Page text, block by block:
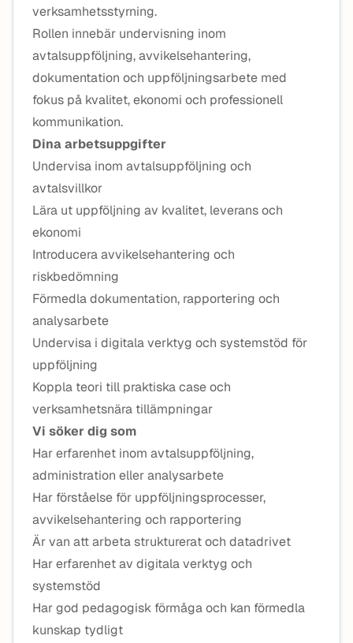
verksamhetsstyrning.
Rollen innebär undervisning inom
avtalsuppföljning, avvikelsehantering,
dokumentation och uppföljningsarbete med
fokus på kvalitet, ekonomi och professionell
kommunikation.
Dina arbetsuppgifter
Undervisa inom avtalsuppföljning och
avtalsvillkor
Lära ut uppföljning av kvalitet, leverans och
ekonomi
Introducera avvikelsehantering och
riskbedömning
Förmedla dokumentation, rapportering och
analysarbete
Undervisa i digitala verktyg och systemstöd för
uppföljning
Koppla teori till praktiska case och
verksamhetsnära tillämpningar
Vi söker dig som
Har erfarenhet inom avtalsuppföljning,
administration eller analysarbete
Har förståelse för uppföljningsprocesser,
avvikelsehantering och rapportering
Är van att arbeta strukturerat och datadrivet
Har erfarenhet av digitala verktyg och
systemstöd
Har god pedagogisk förmåga och kan förmedla
kunskap tydligt